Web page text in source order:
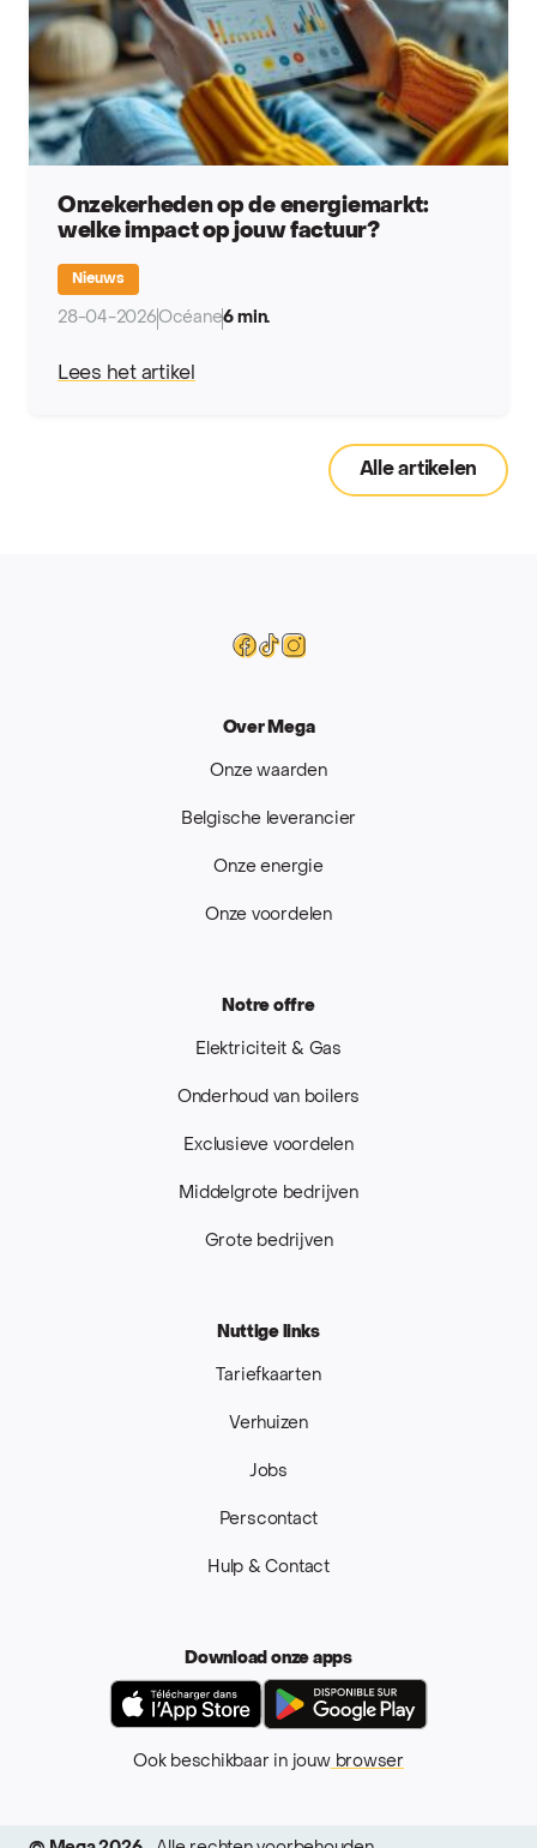
Onzekerheden op de energiemarkt:
welke impact op jouw factuur?
Nieuws
28-04-2026Océane6 min.
Lees het artikel
Alle artikelen
Facebook
Tiktok
Instagram
Over Mega
Onze waarden
Belgische leverancier
Onze energie
Onze voordelen
Notre offre
Elektriciteit & Gas
Onderhoud van boilers
Exclusieve voordelen
Middelgrote bedrijven
Grote bedrijven
Nuttige links
Tariefkaarten
Verhuizen
Jobs
Perscontact
Hulp & Contact
Download onze apps
App Store
Ook beschikbaar in jouwbrowser